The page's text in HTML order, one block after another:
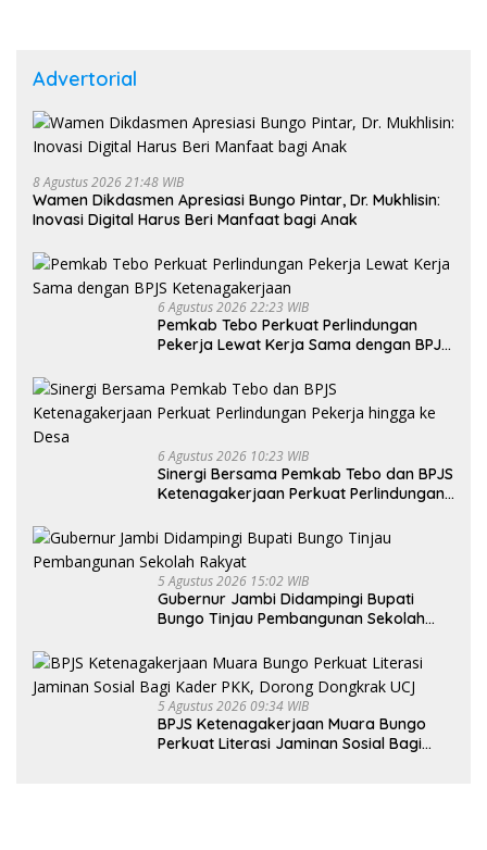
Advertorial
8 Agustus 2026 21:48 WIB
Wamen Dikdasmen Apresiasi Bungo Pintar, Dr. Mukhlisin:
Inovasi Digital Harus Beri Manfaat bagi Anak
6 Agustus 2026 22:23 WIB
Pemkab Tebo Perkuat Perlindungan
Pekerja Lewat Kerja Sama dengan BPJS
6 Agustus 2026 10:23 WIB
Sinergi Bersama Pemkab Tebo dan BPJS
Ketenagakerjaan Perkuat Perlindungan
5 Agustus 2026 15:02 WIB
Gubernur Jambi Didampingi Bupati
Bungo Tinjau Pembangunan Sekolah
5 Agustus 2026 09:34 WIB
BPJS Ketenagakerjaan Muara Bungo
Perkuat Literasi Jaminan Sosial Bagi